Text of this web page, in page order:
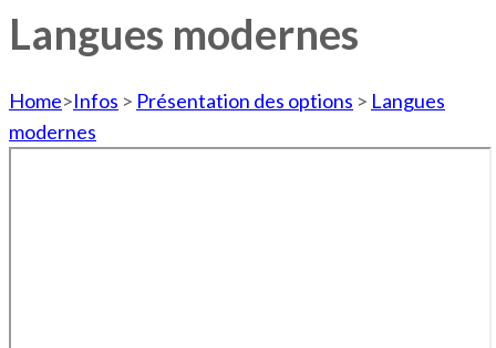
Langues modernes
Home>Infos > Présentation des options > Langues
modernes